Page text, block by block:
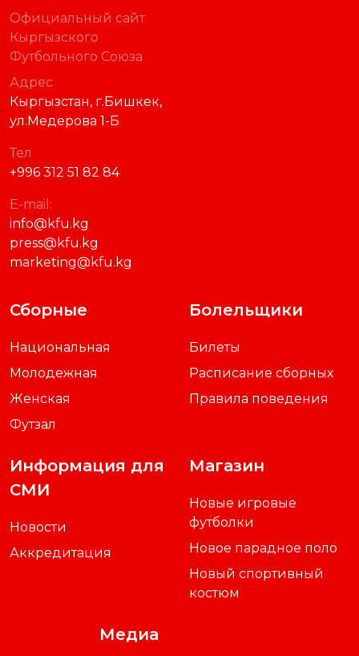
Официальный сайт
Кыргызского
Футбольного Союза
Адрес
Кыргызстан, г.Бишкек,
ул.Медерова 1-Б
Тел
+996 312 51 82 84
E-mail:
info@kfu.kg
press@kfu.kg
marketing@kfu.kg
Сборные
Национальная
Молодежная
Женская
Футзал
Болельщики
Билеты
Расписание сборных
Правила поведения
Информация для
СМИ
Новости
Аккредитация
Магазин
Новые игровые
футболки
Новое парадное поло
Новый спортивный
костюм
Медиа